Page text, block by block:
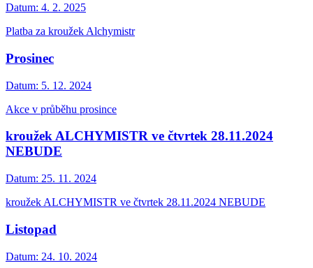
Datum: 4. 2. 2025
Platba za kroužek Alchymistr
Prosinec
Datum: 5. 12. 2024
Akce v průběhu prosince
kroužek ALCHYMISTR ve čtvrtek 28.11.2024
NEBUDE
Datum: 25. 11. 2024
kroužek ALCHYMISTR ve čtvrtek 28.11.2024 NEBUDE
Listopad
Datum: 24. 10. 2024